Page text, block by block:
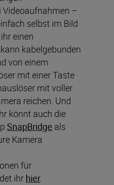
Videoaufnahmen –
selbst im Bild
einen
kabelgebunden
von einem
mit einer Taste
mit voller
reichen. Und
könnt auch die
SnapBridge als
Kamera
für
ihr hier.